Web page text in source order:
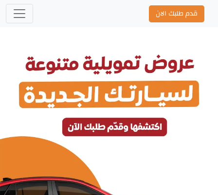
قدم طلبك الان